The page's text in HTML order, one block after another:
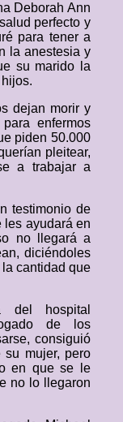
Deborah Ann
perfecto y
para tener a
la anestesia y
su marido la
dejan morir y
enfermos
piden 50.000
pleitear,
a trabajar a
testimonio de
les ayudará en
no llegará a
diciéndoles
cantidad que
del hospital
de los
consiguió
mujer, pero
en que se le
no lo llegaron